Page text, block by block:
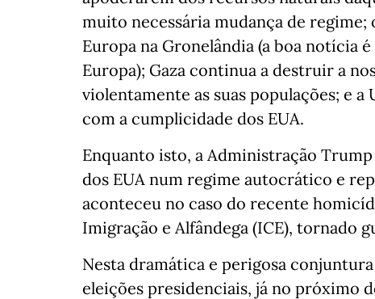
muito necessária mudança de regime;
Europa na Gronelândia (a boa notícia
Europa); Gaza continua a destruir a
violentamente as suas populações; e
com a cumplicidade dos EUA.
Enquanto isto, a Administração
dos EUA num regime autocrático e
aconteceu no caso do recente
Imigração e Alfândega (ICE), tornado
Nesta dramática e perigosa
eleições presidenciais, já no próximo